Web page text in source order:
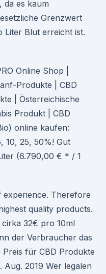
da es kaum
Grenzwert
Liter Blut erreicht ist.
Online Shop |
Produkte | CBD
| Österreichische
Produkt | CBD
online kaufen:
10, 25, 50%! Gut
(6.790,00 € * / 1
Therefore
quality products.
32€ pro 10ml
der Verbraucher das
für CBD Produkte
2019 Wer legalen